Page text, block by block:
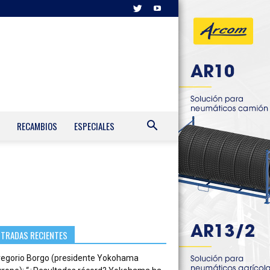
RECAMBIOS ESPECIALES
RECIENTES
Borgo (presidente Yokohama